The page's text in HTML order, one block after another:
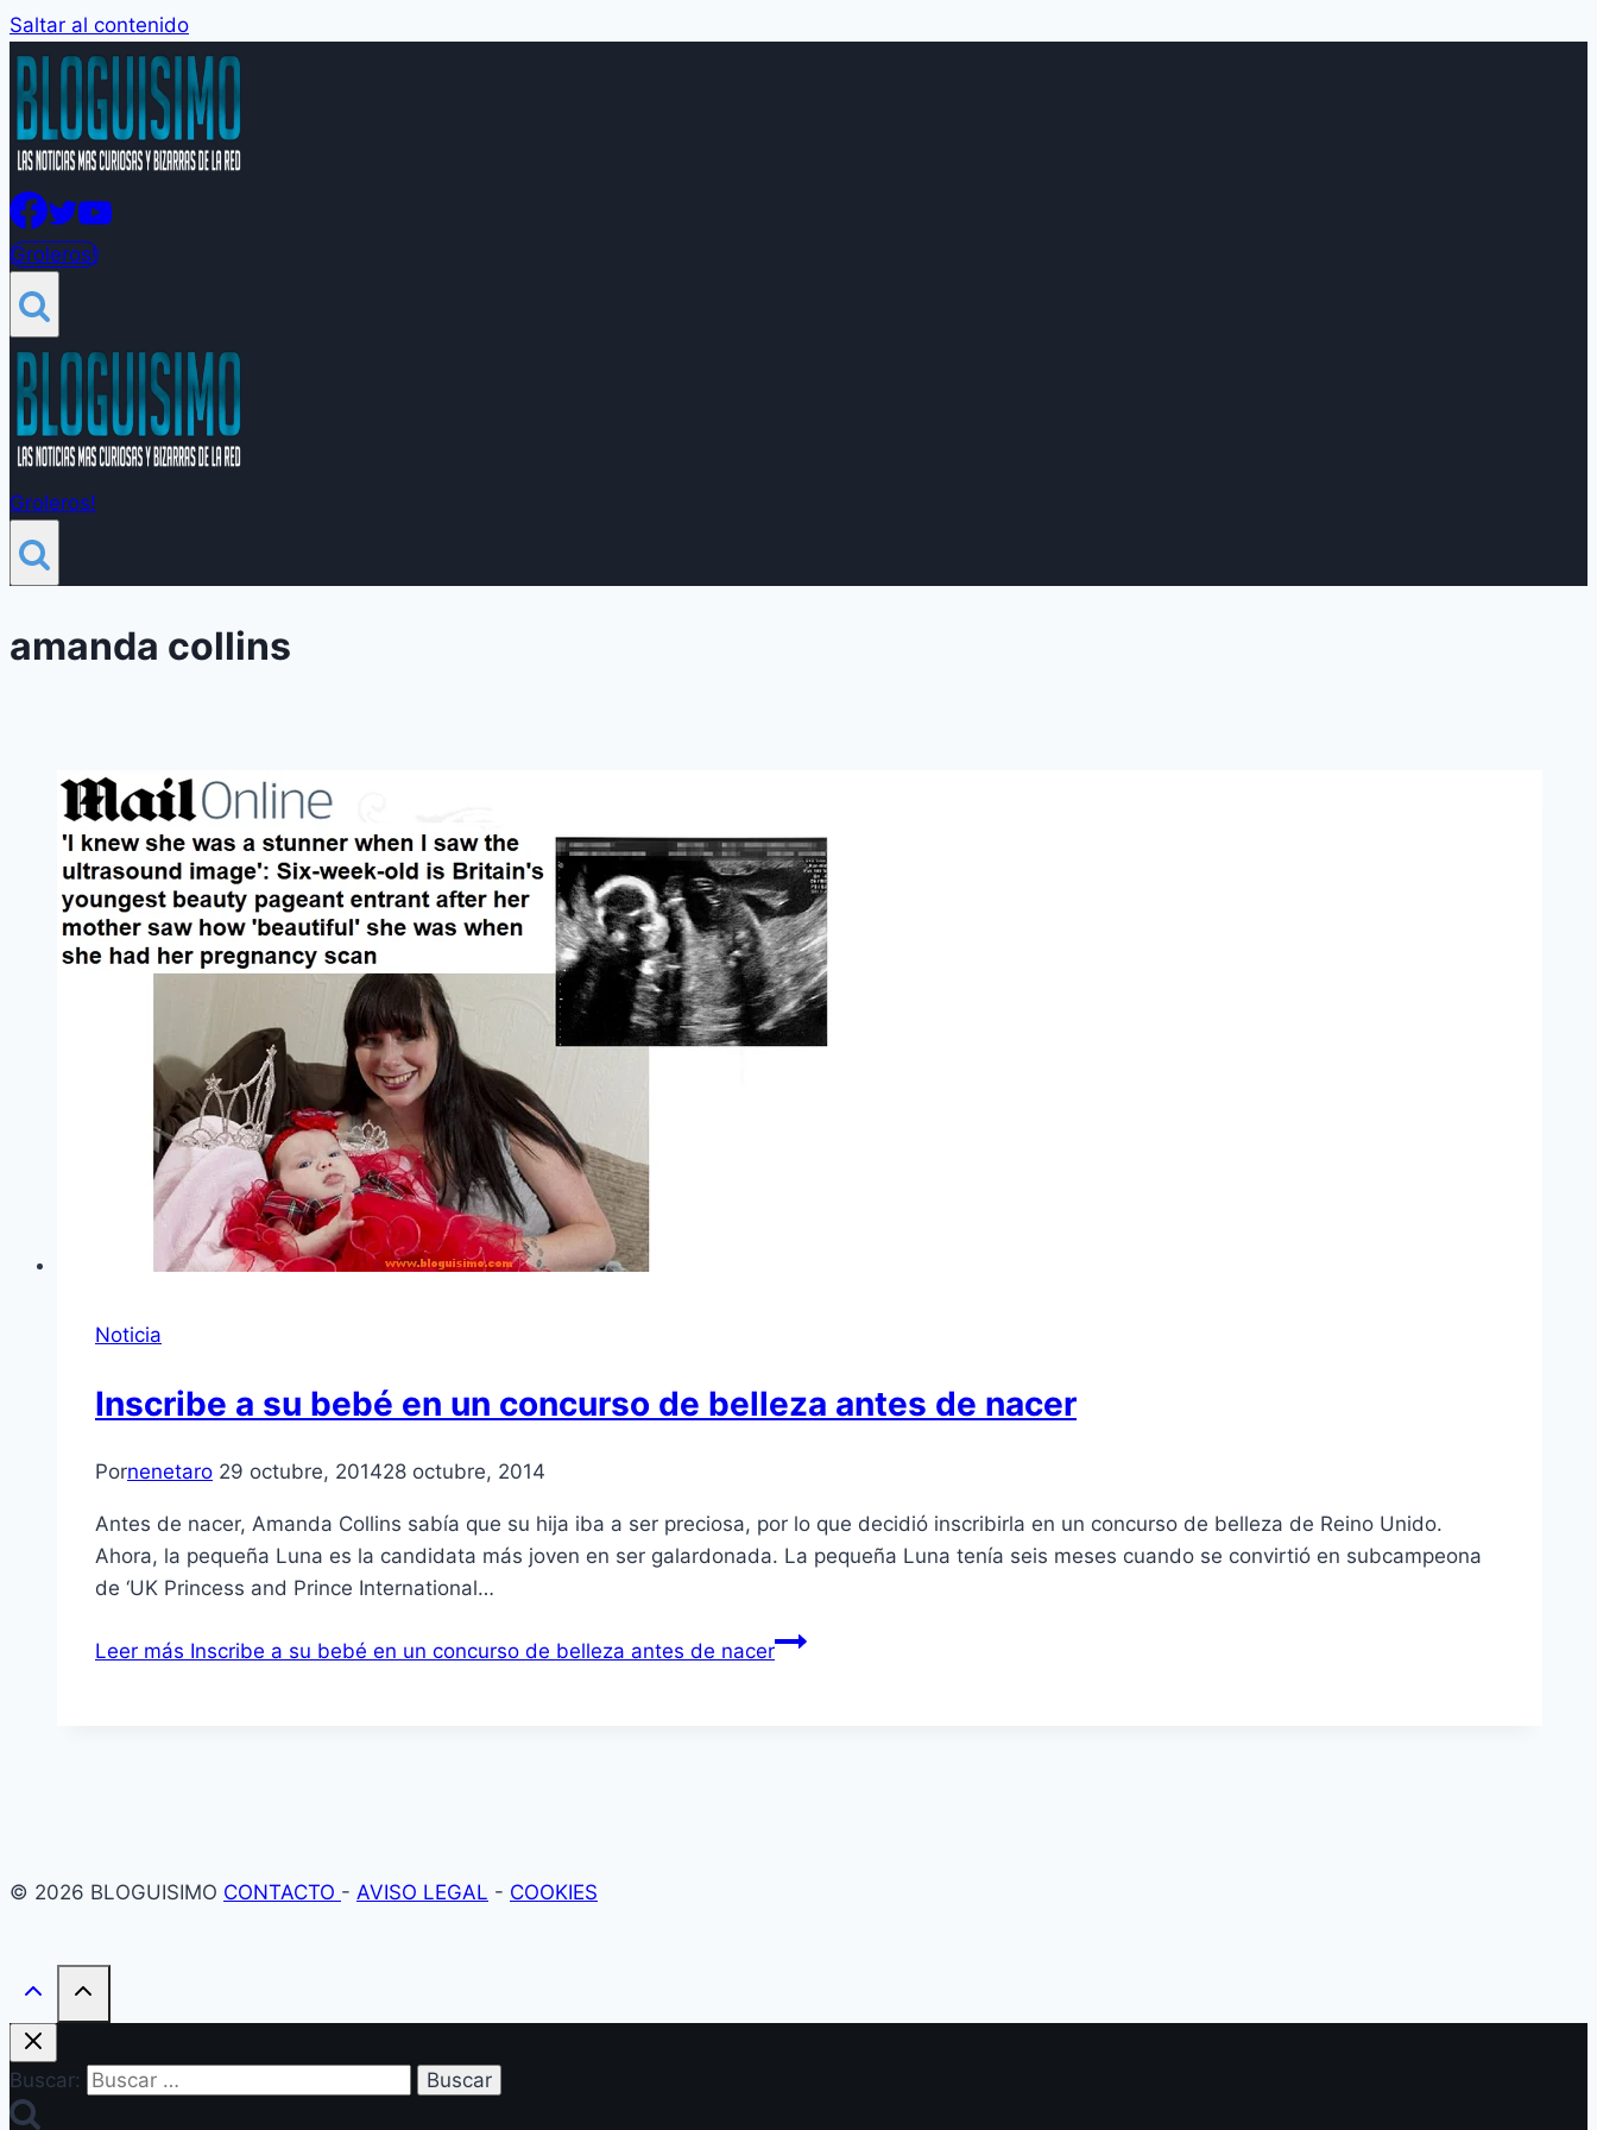
Saltar al contenido
Groleros!
Groleros!
amanda collins
Noticia
Inscribe a su bebé en un concurso de belleza antes de nacer
Pornenetaro 29 octubre, 201428 octubre, 2014
Antes de nacer, Amanda Collins sabía que su hija iba a ser preciosa, por lo que decidió inscribirla en un concurso de belleza de Reino Unido.
Ahora, la pequeña Luna es la candidata más joven en ser galardonada. La pequeña Luna tenía seis meses cuando se convirtió en subcampeona
de ‘UK Princess and Prince International…
Leer más Inscribe a su bebé en un concurso de belleza antes de nacer
© 2026 BLOGUISIMO CONTACTO - AVISO LEGAL - COOKIES
Buscar: